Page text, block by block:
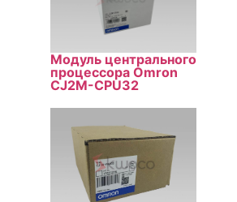
Модуль центрального
процессора Omron
CJ2M-CPU32